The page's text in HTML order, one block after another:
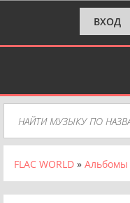
ВХОД
FLAC WORLD » Альбомы